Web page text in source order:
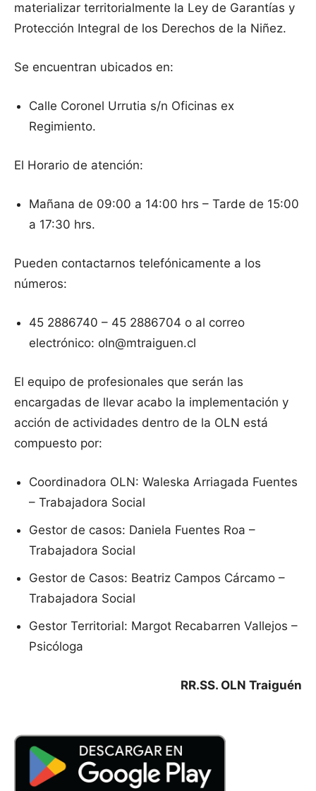
materializar territorialmente la Ley de Garantías y
Protección Integral de los Derechos de la Niñez.
Se encuentran ubicados en:
Calle Coronel Urrutia s/n Oficinas ex
Regimiento.
El Horario de atención:
Mañana de 09:00 a 14:00 hrs – Tarde de 15:00
a 17:30 hrs.
Pueden contactarnos telefónicamente a los
números:
45 2886740 – 45 2886704 o al correo
electrónico: oln@mtraiguen.cl
El equipo de profesionales que serán las
encargadas de llevar acabo la implementación y
acción de actividades dentro de la OLN está
compuesto por:
Coordinadora OLN: Waleska Arriagada Fuentes
– Trabajadora Social
Gestor de casos: Daniela Fuentes Roa –
Trabajadora Social
Gestor de Casos: Beatriz Campos Cárcamo –
Trabajadora Social
Gestor Territorial: Margot Recabarren Vallejos –
Psicóloga
RR.SS. OLN Traiguén